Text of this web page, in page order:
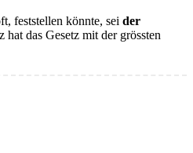
feststellen könnte, sei der
hat das Gesetz mit der grössten